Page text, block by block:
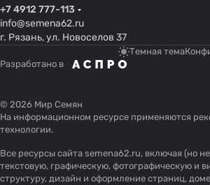
+7 4912 777-113
info@semena62.ru
г. Рязань, ул. Новоселов 37
Темная тема
Разработано в
© 2026 Мир Семян
На информационном ресурсе применяются
технологии.
Все ресурсы сайта semena62.ru, включая (но
текстовую, графическую, фотографическую и
структуру, дизайн и оформление страниц,